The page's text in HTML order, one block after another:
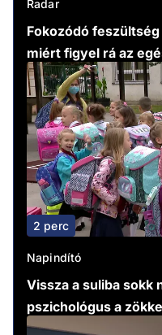
Radar
Fokozódó
miért figyel rá az
2 perc
Napindító
Vissza a suliba sokk
pszichológus a